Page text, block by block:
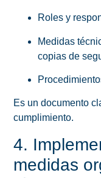
Roles y
Medidas
copias de
Es un documento
cumplimiento.
4.
medidas